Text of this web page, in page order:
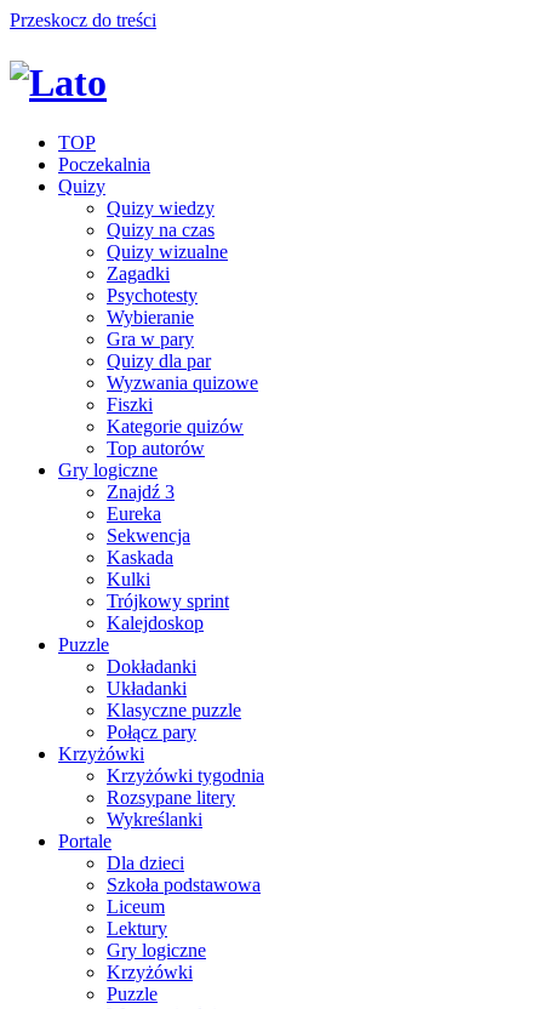
Przeskocz do treści
TOP
Poczekalnia
Quizy
Quizy wiedzy
Quizy na czas
Quizy wizualne
Zagadki
Psychotesty
Wybieranie
Gra w pary
Quizy dla par
Wyzwania quizowe
Fiszki
Kategorie quizów
Top autorów
Gry logiczne
Znajdź 3
Eureka
Sekwencja
Kaskada
Kulki
Trójkowy sprint
Kalejdoskop
Puzzle
Dokładanki
Układanki
Klasyczne puzzle
Połącz pary
Krzyżówki
Krzyżówki tygodnia
Rozsypane litery
Wykreślanki
Portale
Dla dzieci
Szkoła podstawowa
Liceum
Lektury
Gry logiczne
Krzyżówki
Puzzle